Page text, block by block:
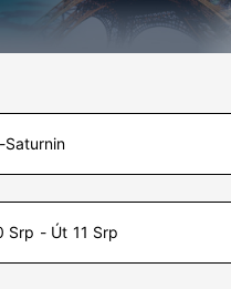
Srp - Út 11 Srp